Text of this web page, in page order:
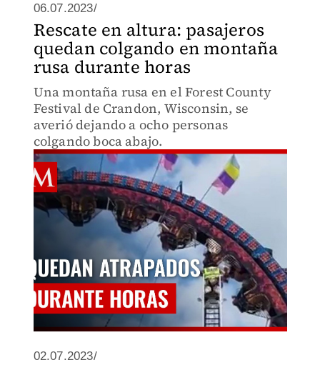
06.07.2023/
Rescate en altura: pasajeros
quedan colgando en montaña
rusa durante horas
Una montaña rusa en el Forest County
Festival de Crandon, Wisconsin, se
averió dejando a ocho personas
colgando boca abajo.
02.07.2023/